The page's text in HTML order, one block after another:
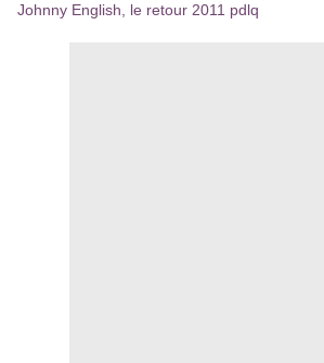
Johnny English, le retour 2011 pdlq